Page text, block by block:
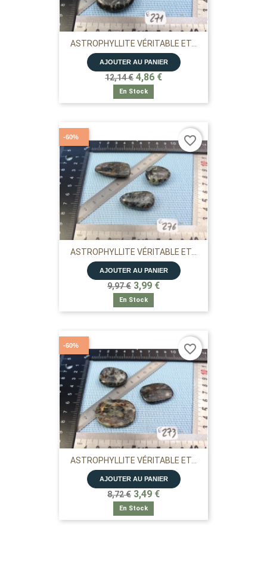
ASTROPHYLLITE VÉRITABLE ET...
AJOUTER AU PANIER
12,14 € 4,86 €
En Stock
ASTROPHYLLITE VÉRITABLE ET...
AJOUTER AU PANIER
9,97 € 3,99 €
En Stock
-60% favorite_border
ASTROPHYLLITE VÉRITABLE ET...
AJOUTER AU PANIER
8,72 € 3,49 €
En Stock
-60% favorite_border